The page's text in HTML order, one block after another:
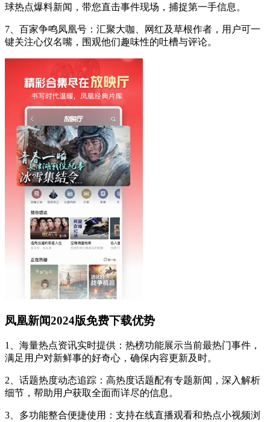
球热点爆料新闻，带您直击事件现场，捕捉第一手信息。
7、百家争鸣凤凰号：汇聚大咖、网红及草根作者，用户可一
键关注心仪名嘴，围观他们趣味性的吐槽与评论。
凤凰新闻2024版免费下载优势
1、海量热点资讯实时提供：热榜功能展示当前最热门事件，
满足用户对新鲜事的好奇心，确保内容更新及时。
2、话题热度动态追踪：高热度话题配有专题新闻，深入解析
细节，帮助用户获取全面而详尽的信息。
3、多功能整合便捷使用：支持在线直播观看和热点小视频浏